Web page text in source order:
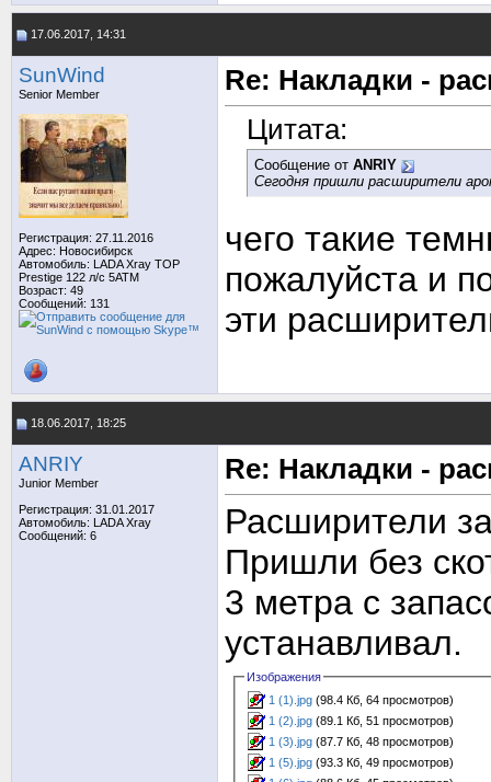
17.06.2017, 14:31
SunWind
Senior Member
Регистрация: 27.11.2016
Адрес: Новосибирск
Автомобиль: LADA Xray TOP
Prestige 122 л/с 5АТМ
Возраст: 49
Сообщений: 131
Re: Накладки -
Цитата:
Сообщение от ANRIY
Сегодня пришли расширители
чего такие
пожалуйста и
эти
18.06.2017, 18:25
ANRIY
Junior Member
Регистрация: 31.01.2017
Автомобиль: LADA Xray
Сообщений: 6
Re: Накладки -
Расширители
Пришли без
3 метра с
устанавливал.
Изображения
1 (1).jpg (98.4 Кб, 64 просмотров)
1 (2).jpg (89.1 Кб, 51 просмотров)
1 (3).jpg (87.7 Кб, 48 просмотров)
1 (5).jpg (93.3 Кб, 49 просмотров)